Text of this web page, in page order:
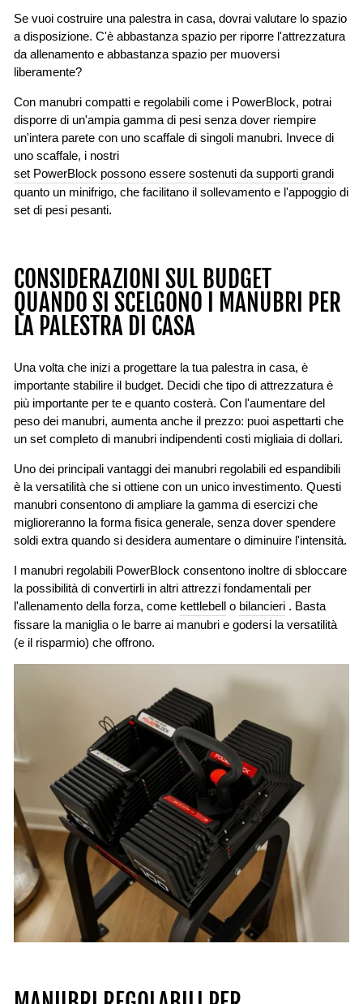
Se vuoi costruire una palestra in casa, dovrai valutare lo spazio
a disposizione. C'è abbastanza spazio per riporre l'attrezzatura
da allenamento e abbastanza spazio per muoversi
liberamente?
Con manubri compatti e regolabili come i PowerBlock, potrai
disporre di un'ampia gamma di pesi senza dover riempire
un'intera parete con uno scaffale di singoli manubri. Invece di
uno scaffale, i nostri
set PowerBlock possono essere sostenuti da supporti grandi
quanto un minifrigo, che facilitano il sollevamento e l'appoggio di
set di pesi pesanti.
CONSIDERAZIONI SUL BUDGET
QUANDO SI SCELGONO I MANUBRI PER
LA PALESTRA DI CASA
Una volta che inizi a progettare la tua palestra in casa, è
importante stabilire il budget. Decidi che tipo di attrezzatura è
più importante per te e quanto costerà. Con l'aumentare del
peso dei manubri, aumenta anche il prezzo: puoi aspettarti che
un set completo di manubri indipendenti costi migliaia di dollari.
Uno dei principali vantaggi dei manubri regolabili ed espandibili
è la versatilità che si ottiene con un unico investimento. Questi
manubri consentono di ampliare la gamma di esercizi che
miglioreranno la forma fisica generale, senza dover spendere
soldi extra quando si desidera aumentare o diminuire l'intensità.
I manubri regolabili PowerBlock consentono inoltre di sbloccare
la possibilità di convertirli in altri attrezzi fondamentali per
l'allenamento della forza, come kettlebell o bilancieri . Basta
fissare la maniglia o le barre ai manubri e godersi la versatilità
(e il risparmio) che offrono.